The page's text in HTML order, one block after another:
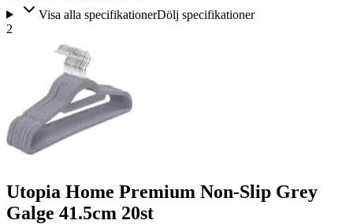
Visa alla specifikationerDölj specifikationer
2
Utopia Home Premium Non-Slip Grey
Galge 41.5cm 20st